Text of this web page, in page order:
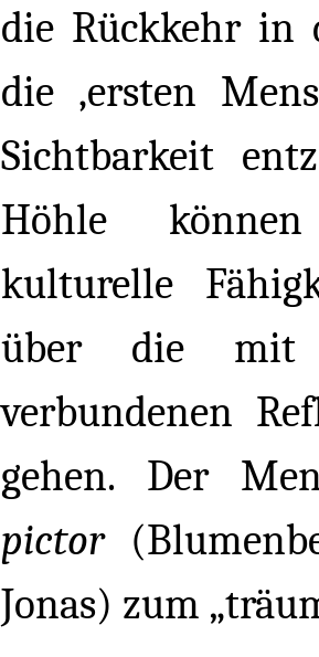
die Rückkehr in
die ‚ersten
Sichtbarkeit
Höhle
kulturelle
über die mit
verbundenen
gehen. Der
pictor
Jonas) zum